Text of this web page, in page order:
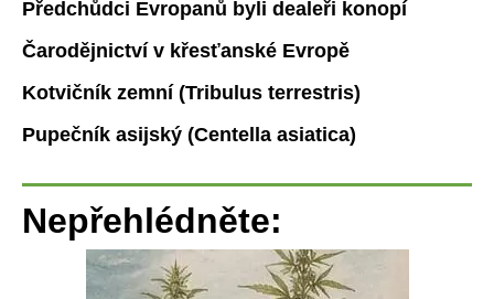
Předchůdci Evropanů byli dealeři konopí
Čarodějnictví v křesťanské Evropě
Kotvičník zemní (Tribulus terrestris)
Pupečník asijský (Centella asiatica)
Nepřehlédněte: